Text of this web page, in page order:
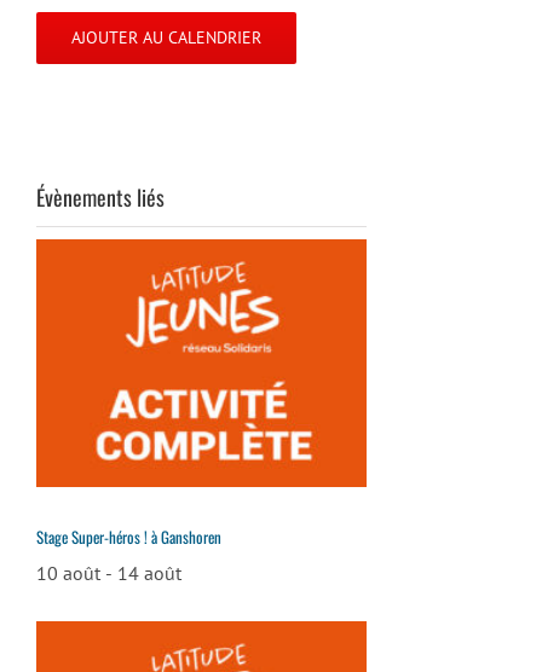
AJOUTER AU CALENDRIER
Évènements liés
Stage Super-héros ! à Ganshoren
10 août - 14 août